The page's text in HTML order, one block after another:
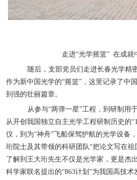
走进“光学摇篮” 在成就
随后，支部党员们走进长春光学精
作为新中国光学的“摇篮”，这里记录了中
到强的壮丽篇章。
从参与“两弹一星”工程，到研制用
从开创我国独立自主光学工程研制历史的“
仪，到为“神舟”飞船保驾护航的光学设备
珩院士及其带领的科研团队“把论文写在祖
了解到王大珩先生不仅是光学家，更是杰
科学家联名提出的“863计划”为我国高技术